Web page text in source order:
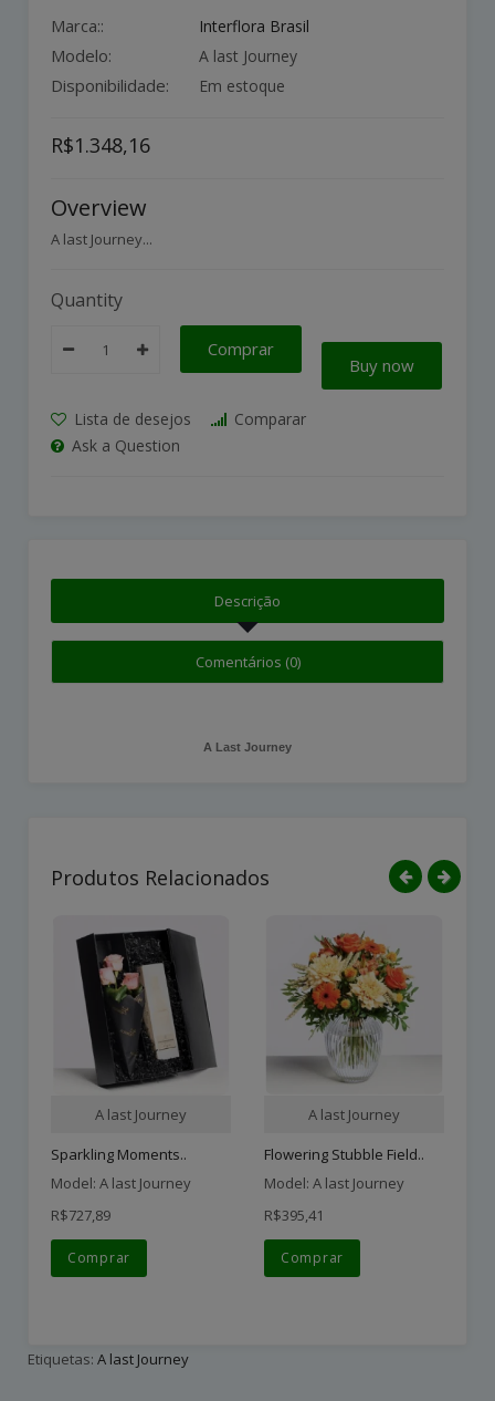
Marca:: Interflora Brasil
Modelo: A last Journey
Disponibilidade: Em estoque
R$1.348,16
Overview
A last Journey...
Quantity
Comprar
Buy now
Lista de desejos
Comparar
Ask a Question
Descrição
Comentários (0)
A Last Journey
Produtos Relacionados
A last Journey
Sparkling Moments..
Model: A last Journey
R$727,89
Comprar
A last Journey
Flowering Stubble Field..
Model: A last Journey
R$395,41
Comprar
Etiquetas: A last Journey